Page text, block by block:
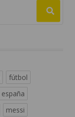
fútbol
españa
messi